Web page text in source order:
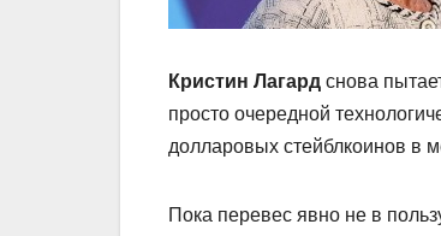
Кристин Лагард снова
просто очередной
долларовых стейблкоинов в
Пока перевес явно не в